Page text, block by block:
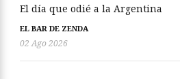
El día que odié a la Argentina
EL BAR DE ZENDA
02 Ago 2026